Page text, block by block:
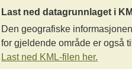
Last ned datagrunnlaget i
Den geografiske
for gjeldende område er også
Last ned KML-filen her.